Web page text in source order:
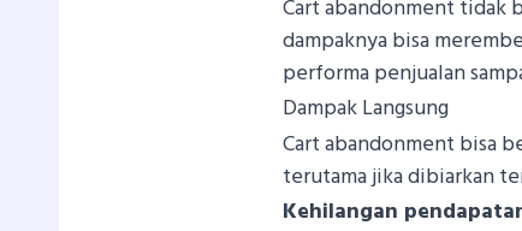
Cart abandonment tidak
dampaknya bisa
performa penjualan
Dampak Langsung
Cart abandonment bisa
terutama jika dibiarkan
Kehilangan